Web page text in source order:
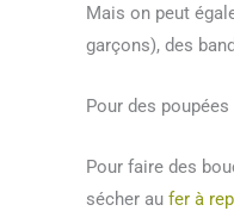
Mais on peut
garçons), des
Pour des
Pour faire des
sécher au fer à